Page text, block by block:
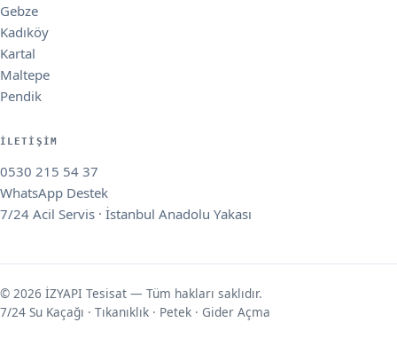
Gebze
Kadıköy
Kartal
Maltepe
Pendik
İLETIŞIM
0530 215 54 37
WhatsApp Destek
7/24 Acil Servis · İstanbul Anadolu Yakası
© 2026 İZYAPI Tesisat — Tüm hakları saklıdır.
7/24 Su Kaçağı · Tıkanıklık · Petek · Gider Açma